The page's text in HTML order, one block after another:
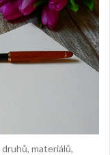
materiálů,